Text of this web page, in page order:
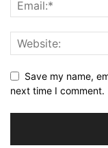
Save my name,
next time I comment.